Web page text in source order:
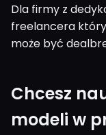
Dla firmy z
freelancera
może być
Chcesz
modeli w